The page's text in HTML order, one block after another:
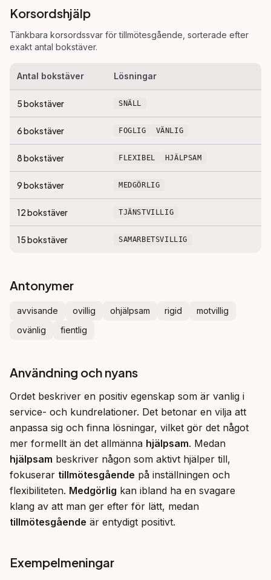
Korsordshjälp
Tänkbara korsordssvar förtillmötesgående , sorterade efter
exakt antal bokstäver.
Antal bokstäver Lösningar
5bokstäver SNÄLL
6bokstäver FOGLIG VÄNLIG
8bokstäver FLEXIBEL HJÄLPSAM
9bokstäver MEDGÖRLIG
12bokstäver TJÄNSTVILLIG
15bokstäver SAMARBETSVILLIG
Antonymer
avvisande ovillig ohjälpsam rigid
motvillig
ovänlig
fientlig
Användning och nyans
Ordet beskriver en positiv egenskap som är vanlig i
service- och kundrelationer. Det betonar en vilja att
anpassa sig och finna lösningar, vilket gör det något
mer formellt än det allmänna hjälpsam
hjälpsam beskriver någon som aktivt hjälper till,
fokuserar tillmötesgående på inställningen och
flexibiliteten. Medgörlig kan ibland ha en svagare
tillmötesgående är entydigt positivt.
Exempelmeningar